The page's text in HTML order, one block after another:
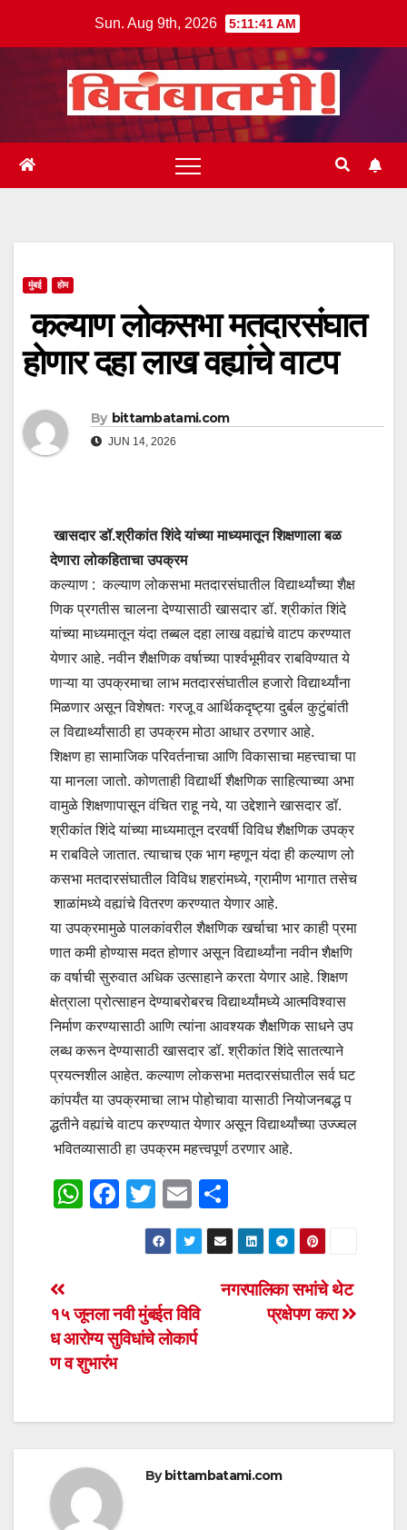
Sun. Aug 9th, 2026 5:11:42 AM
मुंबई होम
कल्याण लोकसभा मतदारसंघात
होणार दहा लाख वह्यांचे वाटप
By bittambatami.com
JUN 14, 2026
खासदार डॉ.श्रीकांत शिंदे यांच्या माध्यमातून शिक्षणाला बळ
देणारा लोकहिताचा उपक्रम
कल्याण : कल्याण लोकसभा मतदारसंघातील विद्यार्थ्यांच्या शैक्ष
णिक प्रगतीस चालना देण्यासाठी खासदार डॉ. श्रीकांत शिंदे
यांच्या माध्यमातून यंदा तब्बल दहा लाख वह्यांचे वाटप करण्यात
येणार आहे. नवीन शैक्षणिक वर्षाच्या पार्श्वभूमीवर राबविण्यात ये
णाऱ्या या उपक्रमाचा लाभ मतदारसंघातील हजारो विद्यार्थ्यांना
मिळणार असून विशेषतः गरजू व आर्थिकदृष्ट्या दुर्बल कुटुंबांती
ल विद्यार्थ्यांसाठी हा उपक्रम मोठा आधार ठरणार आहे.
शिक्षण हा सामाजिक परिवर्तनाचा आणि विकासाचा महत्त्वाचा पा
या मानला जातो. कोणताही विद्यार्थी शैक्षणिक साहित्याच्या अभा
वामुळे शिक्षणापासून वंचित राहू नये, या उद्देशाने खासदार डॉ.
श्रीकांत शिंदे यांच्या माध्यमातून दरवर्षी विविध शैक्षणिक उपक्र
म राबविले जातात. त्याचाच एक भाग म्हणून यंदा ही कल्याण लो
कसभा मतदारसंघातील विविध शहरांमध्ये, ग्रामीण भागात तसेच
शाळांमध्ये वह्यांचे वितरण करण्यात येणार आहे.
या उपक्रमामुळे पालकांवरील शैक्षणिक खर्चाचा भार काही प्रमा
णात कमी होण्यास मदत होणार असून विद्यार्थ्यांना नवीन शैक्षणि
क वर्षाची सुरुवात अधिक उत्साहाने करता येणार आहे. शिक्षण
क्षेत्राला प्रोत्साहन देण्याबरोबरच विद्यार्थ्यांमध्ये आत्मविश्वास
निर्माण करण्यासाठी आणि त्यांना आवश्यक शैक्षणिक साधने उप
लब्ध करून देण्यासाठी खासदार डॉ. श्रीकांत शिंदे सातत्याने
प्रयत्नशील आहेत. कल्याण लोकसभा मतदारसंघातील सर्व घट
कांपर्यंत या उपक्रमाचा लाभ पोहोचावा यासाठी नियोजनबद्ध प
द्धतीने वह्यांचे वाटप करण्यात येणार असून विद्यार्थ्यांच्या उज्ज्वल
भवितव्यासाठी हा उपक्रम महत्त्वपूर्ण ठरणार आहे.
W
A
p
p
F
b
o
T
wi
tt
E
m
ail
h
ar
e
Post
navigation
नगरपालिका सभांचे थेट
प्रक्षेपण करा
१५ जूनला नवी मुंबईत विवि
ध आरोग्य सुविधांचे लोकार्प
ण व शुभारंभ
By bittambatami.com